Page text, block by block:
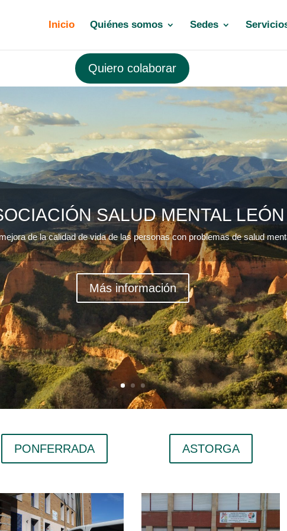
Inicio Quiénes somos Sedes
Quiero colaborar
SALUD MENTAL LEÓN
de la calidad de vida de las personas con problemas de salud
Más información
PONFERRADA ASTORGA